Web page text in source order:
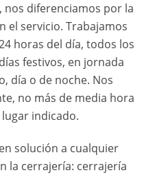
nos diferenciamos por la
el servicio. Trabajamos
horas del día, todos los
festivos, en jornada
día o de noche. Nos
no más de media hora
indicado.
solución a cualquier
la cerrajería: cerrajería